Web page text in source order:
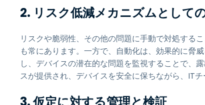
2. リスク低減メカニズムとして
リスクや脆弱性、その他の問題に手動で対処する
も常にあります。一方で、自動化は、効果的に脅
し、デバイスの潜在的な問題を監視することで、
スが提供され、デバイスを安全に保ちながら、IT